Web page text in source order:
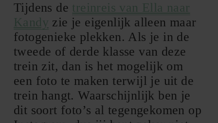
Tijdens de treinreis van Ella naar
Kandy zie je eigenlijk alleen maar
fotogenieke plekken. Als je in de
tweede of derde klasse van deze
trein zit, dan is het mogelijk om
een foto te maken terwijl je uit de
trein hangt. Waarschijnlijk ben je
dit soort foto’s al tegengekomen op